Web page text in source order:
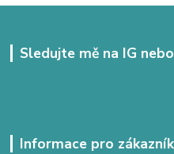
Sledujte mě na IG
Informace pro